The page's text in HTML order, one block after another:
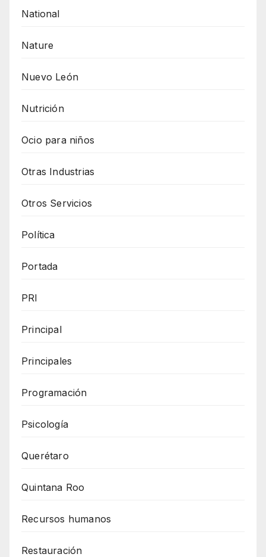
National
Nature
Nuevo León
Nutrición
Ocio para niños
Otras Industrias
Otros Servicios
Política
Portada
PRI
Principal
Principales
Programación
Psicología
Querétaro
Quintana Roo
Recursos humanos
Restauración